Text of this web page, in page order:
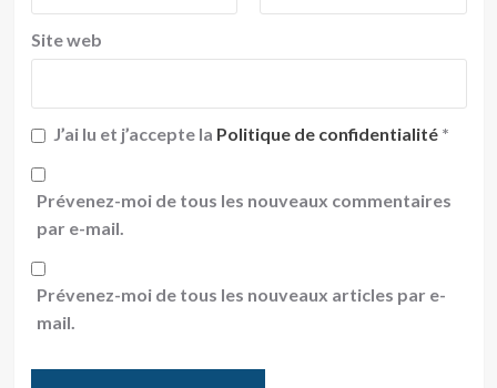
Site web
J’ai lu et j’accepte la Politique de confidentialité *
Prévenez-moi de tous les nouveaux commentaires
par e-mail.
Prévenez-moi de tous les nouveaux articles par e-
mail.